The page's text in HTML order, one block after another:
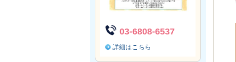
03-6808-6537
詳細はこちら